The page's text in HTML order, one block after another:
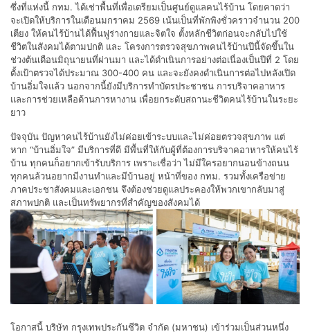
ซึ่งที่แห่งนี้ กทม. ได้เช่าพื้นที่เพื่อเตรียมเป็นศูนย์ดูแลคนไร้บ้าน โดยคาดว่า
จะเปิดให้บริการในเดือนมกราคม 2569 เน้นเป็นที่พักพิงชั่วคราวจำนวน 200
เตียง ให้คนไร้บ้านได้ฟื้นฟูร่างกายและจิตใจ ตั้งหลักชีวิตก่อนจะกลับไปใช้
ชีวิตในสังคมได้ตามปกติ และ โครงการตรวจสุขภาพคนไร้บ้านปีนี้จัดขึ้นใน
ช่วงต้นเดือนมิถุนายนที่ผ่านมา และได้ดำเนินการอย่างต่อเนื่องเป็นปีที่ 2 โดย
ตั้งเป้าตรวจได้ประมาณ 300-400 คน และจะยังคงดำเนินการต่อไปหลังเปิด
บ้านอิ่มใจแล้ว นอกจากนี้ยังมีบริการทำบัตรประชาชน การบริจาคอาหาร
และการช่วยเหลือด้านการหางาน เพื่อยกระดับสถานะชีวิตคนไร้บ้านในระยะ
ยาว
ปัจจุบัน ปัญหาคนไร้บ้านยังไม่ค่อยเข้าระบบและไม่ค่อยตรวจสุขภาพ แต่
หาก “บ้านอิ่มใจ” มีบริการที่ดี มีพื้นที่ให้กับผู้ที่ต้องการบริจาคอาหารให้คนไร้
บ้าน ทุกคนก็อยากเข้ารับบริการ เพราะเชื่อว่า ไม่มีใครอยากนอนข้างถนน
ทุกคนล้วนอยากมีงานทำและมีบ้านอยู่ หน้าที่ของ กทม. รวมทั้งเครือข่าย
ภาคประชาสังคมและเอกชน จึงต้องช่วยดูแลประคองให้พวกเขากลับมาสู่
สภาพปกติ และเป็นทรัพยากรที่สำคัญของสังคมได้
โอกาสนี้ บริษัท กรุงเทพประกันชีวิต จำกัด (มหาชน) เข้าร่วมเป็นส่วนหนึ่ง